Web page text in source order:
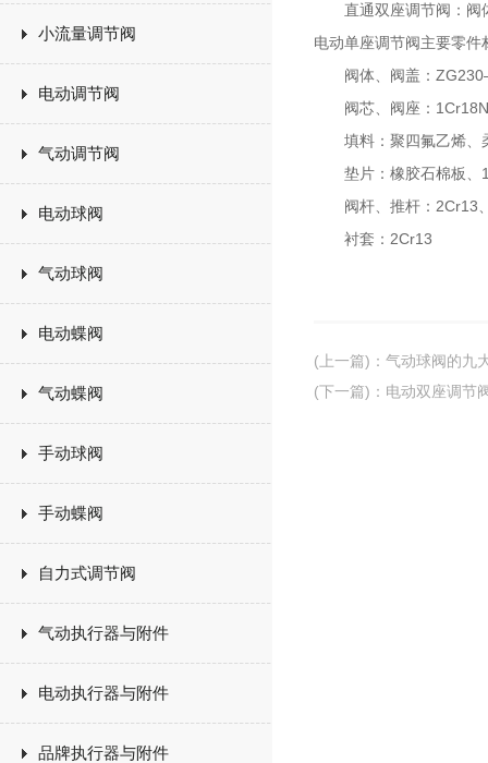
小流量调节阀
电动调节阀
气动调节阀
电动球阀
气动球阀
电动蝶阀
气动蝶阀
手动球阀
手动蝶阀
自力式调节阀
气动执行器与附件
电动执行器与附件
品牌执行器与附件
直通双座调节阀：阀体
电动单座调节阀主要零件
阀体、阀盖：
阀芯、阀座：
填料：聚四氟乙烯、
垫片：橡胶石棉板、
阀杆、推杆：2Cr13
衬套：2Cr13
(上一篇) ： 气动球阀的九
(下一篇) ： 电动双座调节